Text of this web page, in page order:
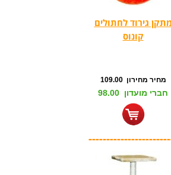
גירוד לחתולים
קונוס
מחיר מחירון 109.00
חברי מועדון 98.00